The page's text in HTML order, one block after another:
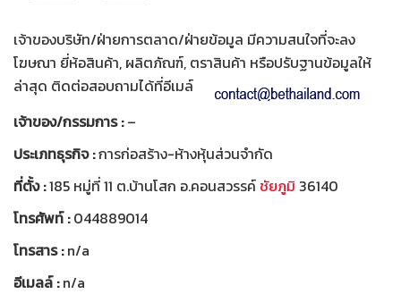
เจ้าของบริษัท/ฝ่ายการตลาด/ฝ่ายข้อมูล มีความสนใจที่จะลง
โฆษณา ยี่ห้อสินค้า, ผลิตภัณฑ์, ตราสินค้า หรือปรับฐานข้อมูลให้
ล่าสุด ติดต่อสอบถามได้ที่อีเมล์
เจ้าของ/กรรมการ :–
ประเภทธุรกิจ :การก่อสร้าง-ห้างหุ้นส่วนจำกัด
ที่ตั้ง :185 หมู่ที่ 11 ต.บ้านโสก อ.คอนสวรรค์ชัยภูมิ 36140
โทรศัพท์ :044889014
โทรสาร :n/a
อีเมลล์ :n/a